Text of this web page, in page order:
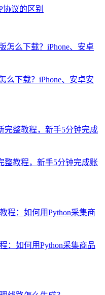
协议的区别
么下载？iPhone、安卓安
整教程，新手5分钟完成账
：如何用Python采集商品